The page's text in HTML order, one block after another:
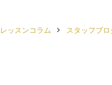
レッスンコラム スタッフブロ